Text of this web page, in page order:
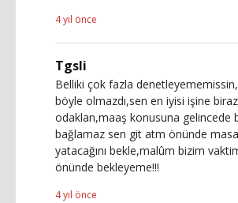
4 yıl önce
Tgsli
Belliki çok fazla
böyle olmazdı,sen en iyisi işine
odaklan,maaş konusuna gelincede
bağlamaz sen git atm önünde
yatacağını bekle,malûm bizim
önünde bekleyeme!!!
4 yıl önce